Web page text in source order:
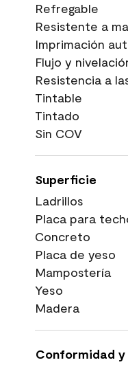
Refregable
Resistente a
Imprimación
Flujo y
Resistencia a
Tintable
Tintado
Sin COV
Superficie
Ladrillos
Placa para
Concreto
Placa de yeso
Mampostería
Yeso
Madera
Conformidad